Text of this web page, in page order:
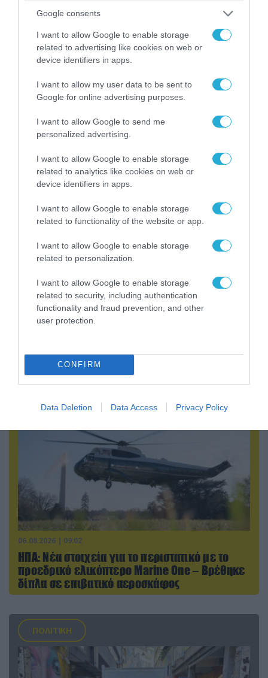
Google consents
I want to allow Google to enable storage
related to advertising like cookies on web or
device identifiers in apps.
I want to allow my user data to be sent to
Google for online advertising purposes.
I want to allow Google to send me
personalized advertising.
I want to allow Google to enable storage
related to analytics like cookies on web or
device identifiers in apps.
I want to allow Google to enable storage
related to functionality of the website or app.
I want to allow Google to enable storage
related to personalization.
I want to allow Google to enable storage
related to security, including authentication
functionality and fraud prevention, and other
user protection.
CONFIRM
Data Deletion Data Access Privacy Policy
06.08.2026 | 17:02
Ουκρανία: Αποκαλύφθηκε ο αριθμός των
ξένων εθελοντών που πολεμούν για το Κίεβο
06.08.2026 | 14:02
Αθήνα: Απομακρύνθηκαν παράνομα
αντικείμενα από κοινόχρηστους χώρους
06.08.2026 | 09:02
ΗΠΑ: Nέα στοιχεία για το περιστατικό με το
προεδρικό ελικόπτερο Marine One – Βρέθηκε
δίπλα σε επιβατικό αεροσκάφος
ΠΟΛΙΤΙΚΗ